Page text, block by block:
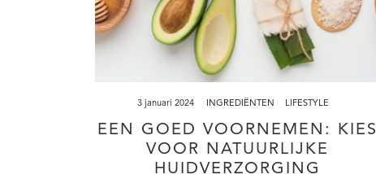
3 januari 2024 INGREDIËNTEN LIFESTYLE
EEN GOED VOORNEMEN: KIES
VOOR NATUURLIJKE
HUIDVERZORGING